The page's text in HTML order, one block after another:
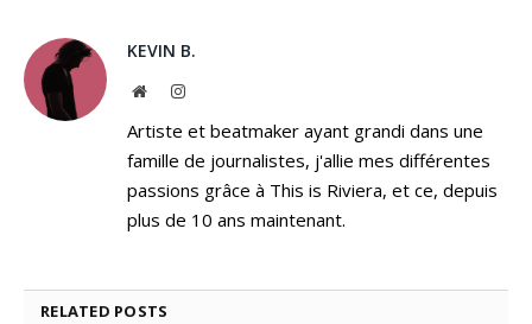
KEVIN B.
WebsiteInstagram
Artiste et beatmaker ayant grandi dans une
famille de journalistes, j'allie mes différentes
passions grâce à This is Riviera, et ce, depuis
plus de 10 ans maintenant.
RELATED POSTS